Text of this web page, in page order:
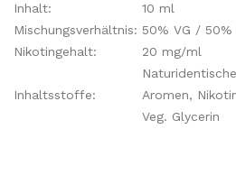
Inhalt:
10 ml
Mischungsverhältnis: 50% VG / 50%
Nikotingehalt:
20 mg/ml
Inhaltsstoffe:
Aromen,
Veg. Glycerin